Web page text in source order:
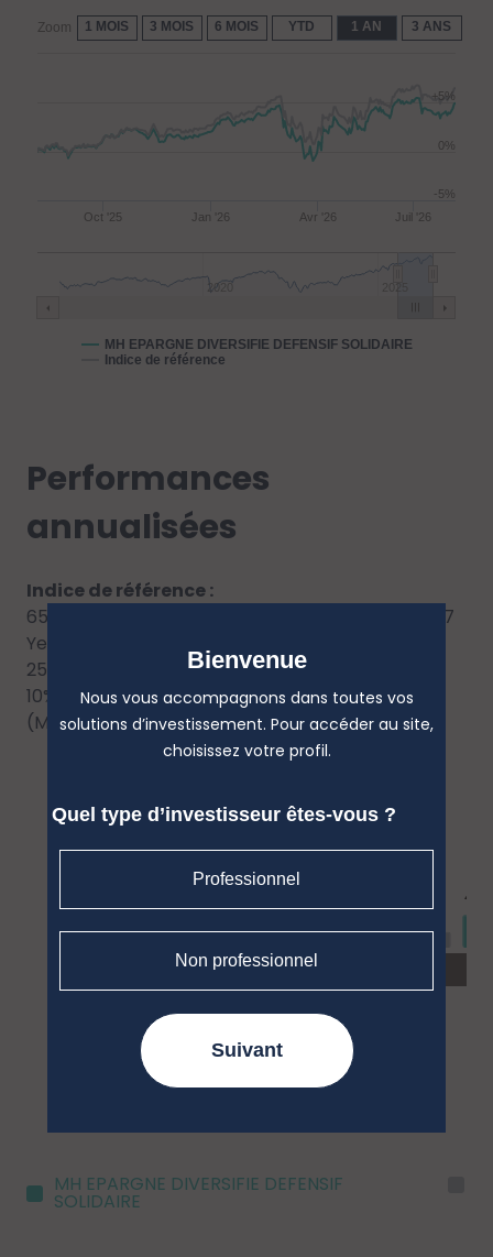
Zoom 1 MOIS 3 MOIS 6 MOIS YTD 1 AN 3 ANS
MH EPARGNE DIVERSIFIE DEFENSIF SOLIDAIRE
Indice de référence
Oct '25 Jan '26 Avr '26 Juil '26
2020
-5%
0%
+5%
Performances
annualisées
Indice de référence :
65% Bloomberg Euro-Aggregate: Treasury -- 5-7
Year (Obligations)
25% MSCI EMU NR EUR (Actions internationales)
10% ECB Euro Short-term Rate Capitalisé
(Monétaires)
MH EPARGNE DIVERSIFIE DEFENSIF
SOLIDAIRE
Bienvenue
Nous vous accompagnons dans toutes vos
solutions d’investissement. Pour accéder au site,
choisissez votre profil.
Quel type d’investisseur êtes-vous ?
Professionnel
Non professionnel
Suivant